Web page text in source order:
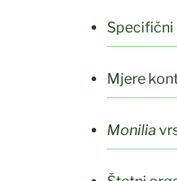
Specifični
Mjere
Monilia